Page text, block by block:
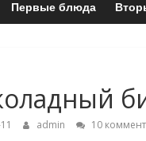
Первые блюда
admin 10